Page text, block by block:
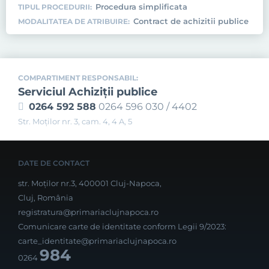
TIPUL PROCEDURII: Procedura simplificata
MODALITATEA DE ATRIBUIRE: Contract de achizitii publice
COMPARTIMENT RESPONSABIL:
Serviciul Achiziţii publice
0264 592 588 0264 596 030 / 4402
Str. Moţilor nr. 3, cam. 4, 4 A, 5
DATE DE CONTACT
str. Moților nr.3, 400001 Cluj-Napoca,
Cluj, România
registratura@primariaclujnapoca.ro
Comunicare carte de identitate conform Legii 9/2023:
carte_identitate@primariaclujnapoca.ro
0264984